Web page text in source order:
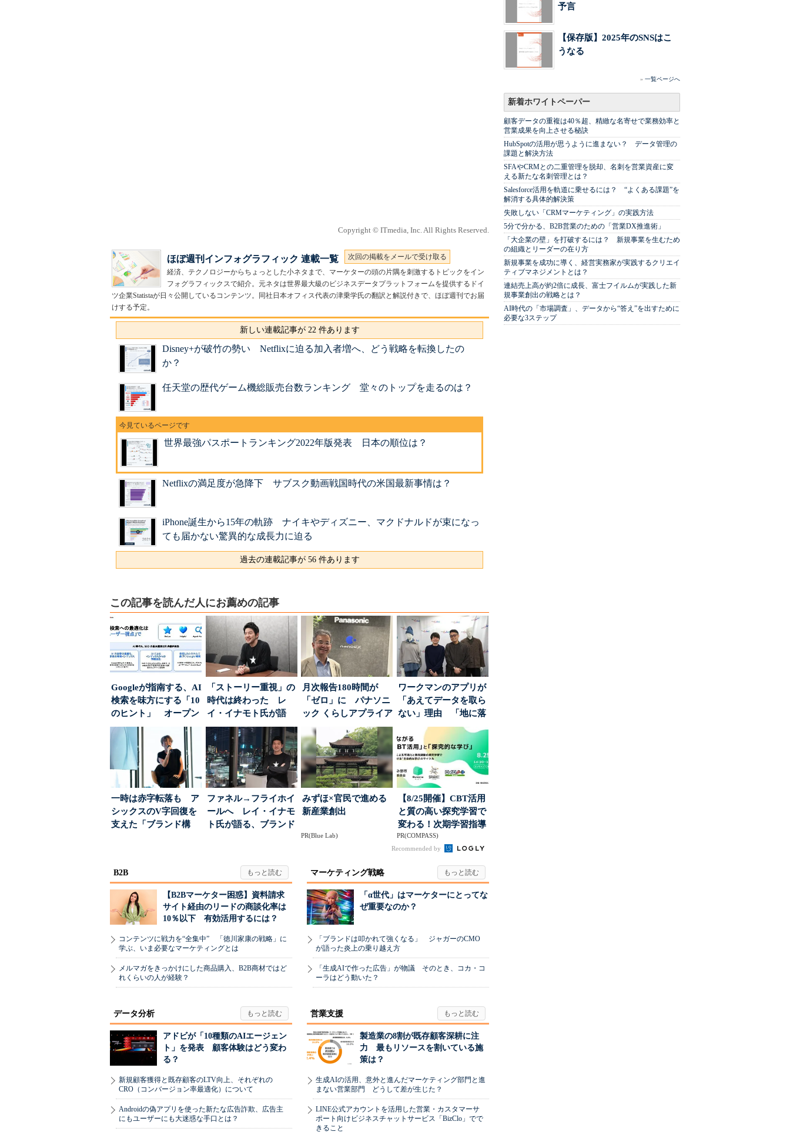
Copyright © ITmedia, Inc. All Rights Reserved.
ほぼ週刊インフォグラフィック 連載一覧
次回の掲載をメールで受け取る
経済、テクノロジーからちょっとした小ネタまで、マーケターの頭の片隅を刺激するトピックをイン
フォグラフィックスで紹介。元ネタは世界最大級のビジネスデータプラットフォームを提供するドイ
ツ企業Statistaが日々公開しているコンテンツ。同社日本オフィス代表の津乗学氏の翻訳と解説付きで、ほぼ週刊でお届
けする予定。
新しい連載記事が 22 件あります
Disney+が破竹の勢い Netflixに迫る加入者増へ、どう戦略を転換したの
か？
任天堂の歴代ゲーム機総販売台数ランキング 堂々のトップを走るのは？
世界最強パスポートランキング2022年版発表 日本の順位は？
Netflixの満足度が急降下 サブスク動画戦国時代の米国最新事情は？
iPhone誕生から15年の軌跡 ナイキやディズニー、マクドナルドが束になっ
ても届かない驚異的な成長力に迫る
過去の連載記事が 56 件あります
この記事を読んだ人にお薦めの記事
Googleが指南する、AI
検索を味方にする「10
のヒント」 オープン
ハウスでは...
「ストーリー重視」の
時代は終わった レ
イ・イナモト氏が語
る、信頼を軸にしたブ
ラン...
月次報告180時間が
「ゼロ」に パナソニ
ック くらしアプライア
ンス社が挑んだVo...
ワークマンのアプリが
「あえてデータを取ら
ない」理由 「地に落
ちた顧客満足度」を
引...
一時は赤字転落も ア
シックスのV字回復を
支えた「ブランド構
ファネル→フライホイ
ールへ レイ・イナモ
ト氏が語る、ブランド
みずほ×官民で進める
新産業創出
PR(Blue Lab)
【8/25開催】CBT活用
と質の高い探究学習で
変わる！次期学習指導
要領を見据えた...
PR(COMPASS)
Recommended by
B2B
【B2Bマーケター困惑】資料請求
サイト経由のリードの商談化率は
10％以下 有効活用するには？
コンテンツに戦力を“全集中” 「徳川家康の戦略」に
学ぶ、いま必要なマーケティングとは
メルマガをきっかけにした商品購入、B2B商材ではど
れくらいの人が経験？
マーケティング戦略
「α世代」はマーケターにとってな
ぜ重要なのか？
「ブランドは叩かれて強くなる」 ジャガーのCMO
が語った炎上の乗り越え方
「生成AIで作った広告」が物議 そのとき、コカ・コ
ーラはどう動いた？
データ分析
アドビが「10種類のAIエージェン
ト」を発表 顧客体験はどう変わ
る？
新規顧客獲得と既存顧客のLTV向上、それぞれの
CRO（コンバージョン率最適化）について
Androidの偽アプリを使った新たな広告詐欺、広告主
にもユーザーにも大迷惑な手口とは？
営業支援
製造業の8割が既存顧客深耕に注
力 最もリソースを割いている施
策は？
生成AIの活用、意外と進んだマーケティング部門と進
まない営業部門 どうして差が生じた？
LINE公式アカウントを活用した営業・カスタマーサ
ポート向けビジネスチャットサービス「BizClo」でで
きること
予言
【保存版】2025年のSNSはこ
うなる
» 一覧ページへ
新着ホワイトペーパー
顧客データの重複は40％超、精緻な名寄せで業務効率と
営業成果を向上させる秘訣
HubSpotの活用が思うように進まない？ データ管理の
課題と解決方法
SFAやCRMとの二重管理を脱却、名刺を営業資産に変
える新たな名刺管理とは？
Salesforce活用を軌道に乗せるには？ “よくある課題”を
解消する具体的解決策
失敗しない「CRMマーケティング」の実践方法
5分で分かる、B2B営業のための「営業DX推進術」
「大企業の壁」を打破するには？ 新規事業を生むため
の組織とリーダーの在り方
新規事業を成功に導く、経営実務家が実践するクリエイ
ティブマネジメントとは？
連結売上高が約2倍に成長、富士フイルムが実践した新
規事業創出の戦略とは？
AI時代の「市場調査」、データから“答え”を出すために
必要な3ステップ